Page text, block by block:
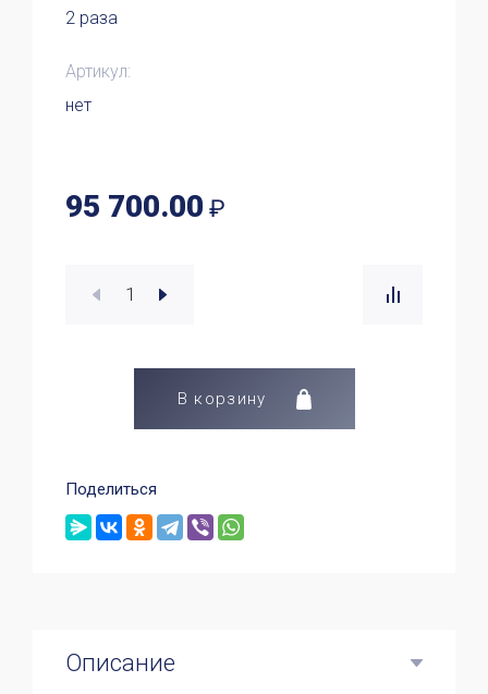
2 раза
Артикул:
нет
95 700.00 ₽
В корзину
Поделиться
Описание